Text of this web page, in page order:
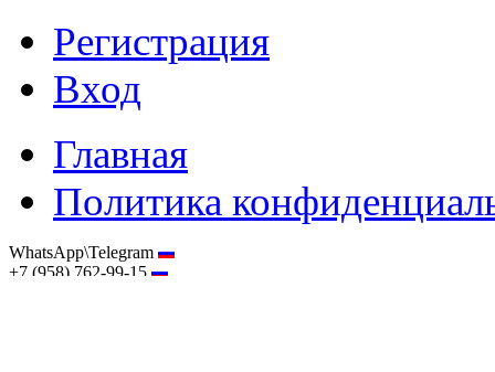
Регистрация
Вход
Главная
Политика
WhatsApp\Telegram
+7 (958) 762-99-15